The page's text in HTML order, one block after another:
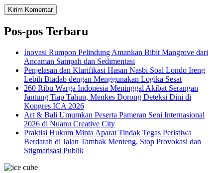
Pos-pos Terbaru
Inovasi Rumpon Pelindung Amankan Bibit Mangrove dari
Ancaman Sampah dan Sedimentasi
Penjelasan dan Klarifikasi Hasan Nasbi Soal Londo Ireng
Lebih Biadab dengan Menggunakan Logika Sesat
260 Ribu Warga Indonesia Meninggal Akibat Serangan
Jantung Tiap Tahun, Menkes Dorong Deteksi Dini di
Kongres ICA 2026
Art & Bali Umumkan Peserta Pameran Seni Internasional
2026 di Nuanu Creative City
Praktisi Hukum Minta Aparat Tindak Tegas Peristiwa
Berdarah di Jalan Tambak Menteng, Stop Provokasi dan
Stigmatisasi Publik